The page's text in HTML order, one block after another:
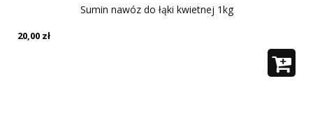
Sumin nawóz do łąki kwietnej 1kg
20,00 zł